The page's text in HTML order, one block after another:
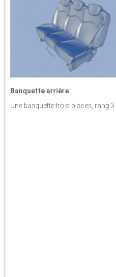
Banquette arrière
Une banquette trois places, rang 3.